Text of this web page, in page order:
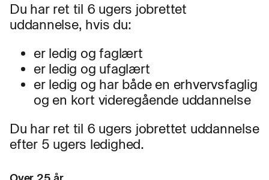
Du har ret til 6 ugers jobrettet
uddannelse, hvis du:
er ledig og faglært
er ledig og ufaglært
er ledig og har både en erhvervsfaglig
og en kort videregående uddannelse
Du har ret til 6 ugers jobrettet uddannelse
efter 5 ugers ledighed.